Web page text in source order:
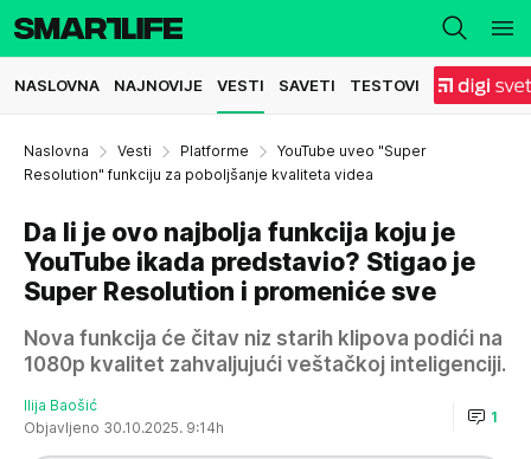
NASLOVNA NAJNOVIJE VESTI SAVETI TESTOVI
Naslovna Vesti Platforme
YouTube uveo "Super
Resolution" funkciju za poboljšanje kvaliteta videa
Da li je ovo najbolja funkcija koju je
YouTube ikada predstavio? Stigao je
Super Resolution i promeniće sve
Nova funkcija će čitav niz starih klipova podići na
1080p kvalitet zahvaljujući veštačkoj inteligenciji.
Ilija Baošić
Objavljeno 30.10.2025. 9:14h
1